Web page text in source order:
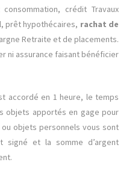
crédit Travaux
prêt hypothécaires, rachat de
Retraite et de placements.
ni assurance faisant bénéficier
accordé en 1 heure, le temps
objets apportés en gage pour
ou objets personnels vous sont
signé et la somme d’argent